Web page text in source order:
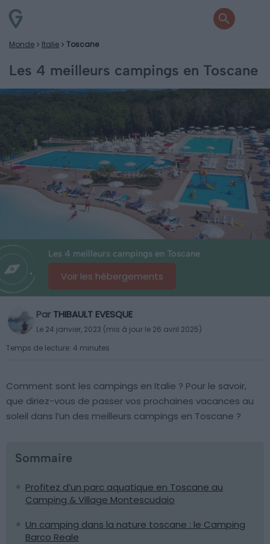
Monde Italie Toscane
Les 4 meilleurs campings en Toscane
Les 4 meilleurs campings en Toscane
Voir les hébergements
Par THIBAULT EVESQUE
Le 24 janvier, 2023 (mis à jour le 26 avril 2025)
Temps de lecture: 4 minutes
Comment sont les campings en Italie ? Pour le savoir,
que diriez-vous de passer vos prochaines vacances au
soleil dans l’un des meilleurs campings en Toscane ?
Sommaire
Profitez d’un parc aquatique en Toscane au
Camping & Village Montescudaio
Un camping dans la nature toscane : le Camping
Barco Reale